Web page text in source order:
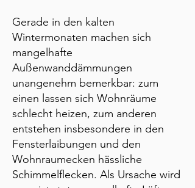
Gerade in den kalten
Wintermonaten machen sich
mangelhafte
Außenwanddämmungen
unangenehm bemerkbar: zum
einen lassen sich Wohnräume
schlecht heizen, zum anderen
entstehen insbesondere in den
Fensterlaibungen und den
Wohnraumecken hässliche
Schimmelflecken. Als Ursache wird